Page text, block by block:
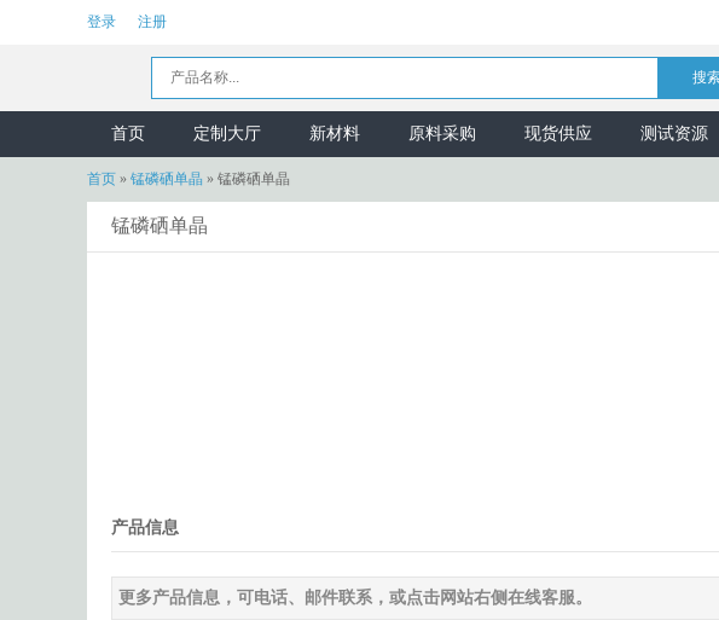
登录 注册
首页 定制大厅 新材料 原料采购 现货供应 测试资源
首页 » 锰磷硒单晶 » 锰磷硒单晶
锰磷硒单晶
产品信息
更多产品信息，可电话、邮件联系，或点击网站右侧在线客服。